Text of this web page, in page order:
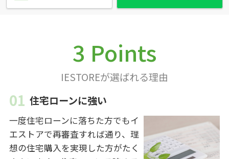
3 Points
IESTOREが選ばれる理由
住宅ローンに強い
一度住宅ローンに落ちた方でもイ
エストアで再審査すれば通り、理
想の住宅購入を実現した方がたく